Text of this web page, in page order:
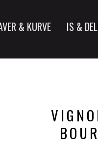
& KURVE IS &